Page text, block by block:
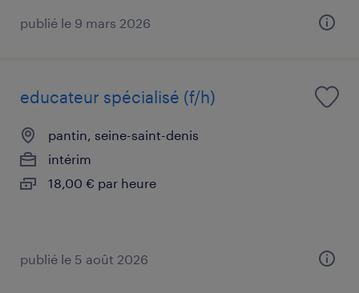
publié le 9 mars 2026
educateur spécialisé (f/h)
pantin, seine-saint-denis
intérim
18,00 € par heure
publié le 5 août 2026